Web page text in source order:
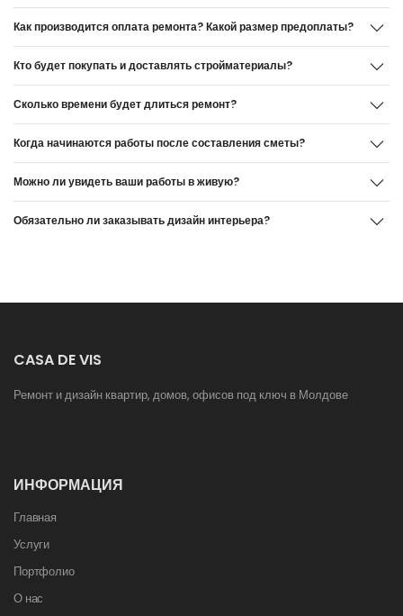
Как производится оплата ремонта? Какой размер предоплаты?
Кто будет покупать и доставлять стройматериалы?
Сколько времени будет длиться ремонт?
Когда начинаются работы после составления сметы?
Можно ли увидеть ваши работы в живую?
Обязательно ли заказывать дизайн интерьера?
CASA DE VIS
Ремонт и дизайн квартир, домов, офисов под ключ в Молдове
ИНФОРМАЦИЯ
Главная
Услуги
Портфолио
О нас